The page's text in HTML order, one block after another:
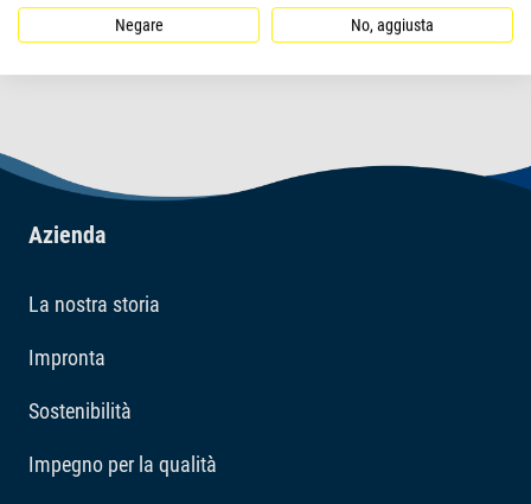
Azienda
La nostra storia
Impronta
Sostenibilità
Impegno per la qualità
Negare No, aggiusta